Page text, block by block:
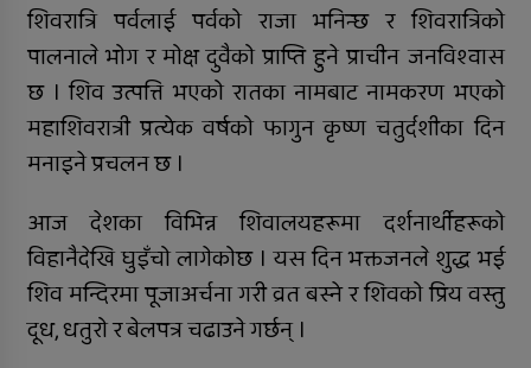
शिवरात्रि पर्वलाई पर्वको राजा भनिन्छ र शिवरात्रिको
पालनाले भोग र मोक्ष दुवैको प्राप्ति हुने प्राचीन जनविश्वास
छ । शिव उत्पत्ति भएको रातका नामबाट नामकरण भएको
महाशिवरात्री प्रत्येक वर्षको फागुन कृष्ण चतुर्दशीका दिन
मनाइने प्रचलन छ ।
आज देशका विभिन्न शिवालयहरूमा दर्शनार्थीहरूको
विहानैदेखि घुइँचो लागेकोछ । यस दिन भक्तजनले शुद्ध भई
शिव मन्दिरमा पूजाअर्चना गरी व्रत बस्ने र शिवको प्रिय वस्तु
दूध, धतुरो र बेलपत्र चढाउने गर्छन् ।